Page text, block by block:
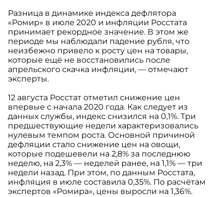
Разница в динамике индекса дефлятора
«Ромир» в июле 2020 и инфляции Росстата
принимает рекордное значение. В этом же
периоде мы наблюдали падение рубля, что
неизбежно привело к росту цен на товары,
которые ещё не восстановились после
апрельского скачка инфляции, — отмечают
эксперты.
12 августа Росстат отметил снижение цен
впервые с начала 2020 года. Как следует из
данных службы, индекс снизился на 0,1%. Три
предшествующие недели характеризовались
нулевым темпом роста. Основной причиной
дефляции стало снижение цен на овощи,
которые подешевели на 2,8% за последнюю
неделю, на 2,3% — неделей ранее, на 1,1% — три
недели назад. При этом, по данным Росстата,
инфляция в июле составила 0,35%. По расчётам
экспертов «Ромира», цены выросли на 1,36%.